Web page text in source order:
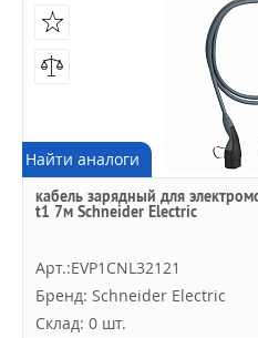
Найти аналоги
кабель зарядный для
t1 7м Schneider Electric
Арт.:EVP1CNL32121
Бренд: Schneider Electric
Склад: 0 шт.